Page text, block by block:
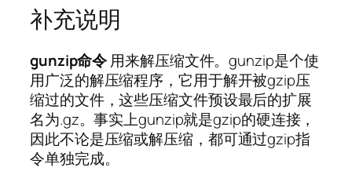
补充说明
gunzip命令 用来解压缩文件。gunzip是个使
用广泛的解压缩程序，它用于解开被gzip压
缩过的文件，这些压缩文件预设最后的扩展
名为.gz。事实上gunzip就是gzip的硬连接，
因此不论是压缩或解压缩，都可通过gzip指
令单独完成。